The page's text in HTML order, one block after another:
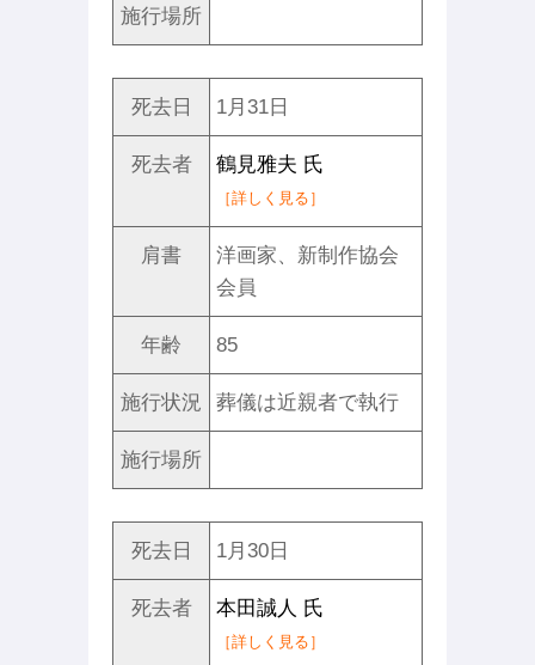
施行場所
死去日 1月31日
死去者 鶴見雅夫 氏
［詳しく見る］
肩書
洋画家、新制作協会
会員
年齢 85
施行状況 葬儀は近親者で執行
施行場所
死去日 1月30日
死去者 本田誠人 氏
［詳しく見る］